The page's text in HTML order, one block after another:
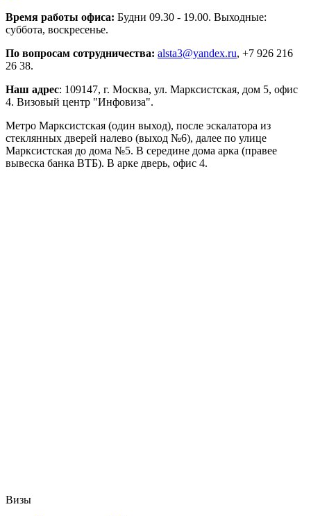
Время работы офиса: Будни 09.30 - 19.00. Выходные:
суббота, воскресенье.
По вопросам сотрудничества: alsta3@yandex.ru, +7 926 216
26 38.
Наш адрес: 109147, г. Москва, ул. Марксистская, дом 5, офис
4. Визовый центр "Инфовиза".
Метро Марксистская (один выход), после эскалатора из
стеклянных дверей налево (выход №6), далее по улице
Марксистская до дома №5. В середине дома арка (правее
вывеска банка ВТБ). В арке дверь, офис 4.
Визы